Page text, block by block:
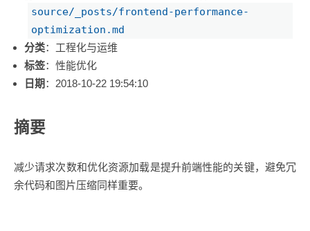
source/_posts/frontend-performance-
optimization.md
分类：工程化与运维
标签：性能优化
日期 ：2018-10-22 19:54:10
摘要
减少请求次数和优化资源加载是提升前端性能的关键，避免冗
余代码和图片压缩同样重要。